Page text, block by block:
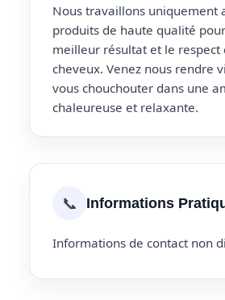
Nous travaillons uniquement
produits de haute qualité
meilleur résultat et le respect
cheveux. Venez nous rendre
vous chouchouter dans une
chaleureuse et relaxante.
📞 Informations
Informations de contact non